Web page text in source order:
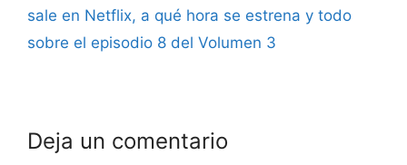
sale en Netflix, a qué hora se estrena y todo
sobre el episodio 8 del Volumen 3
Deja un comentario